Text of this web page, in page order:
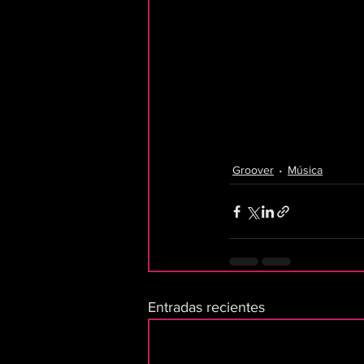
Groover
Música
Entradas recientes